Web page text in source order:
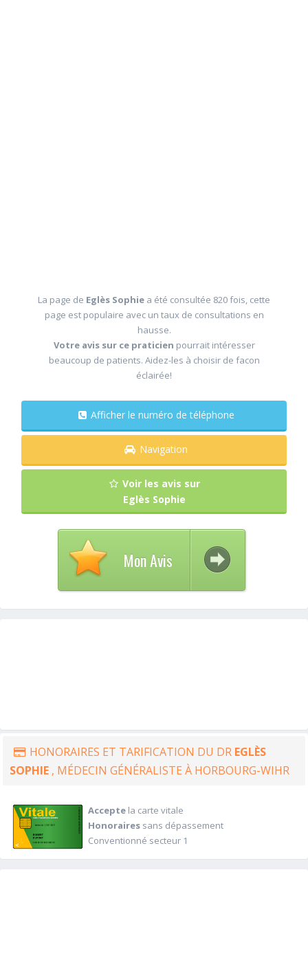
La page de Eglès Sophie a été consultée 820 fois, cette
page est populaire avec un taux de consultations en
hausse.
Votre avis sur ce praticien pourrait intéresser
beaucoup de patients. Aidez-les à choisir de facon
éclairée!
Afficher le numéro de téléphone
Navigation
Voir les avis sur
Eglès Sophie
Mon Avis
HONORAIRES ET TARIFICATION DU DR EGLÈS
SOPHIE , MÉDECIN GÉNÉRALISTE À HORBOURG-WIHR
Acceptela carte vitale
Honorairessans dépassement
Conventionné secteur 1